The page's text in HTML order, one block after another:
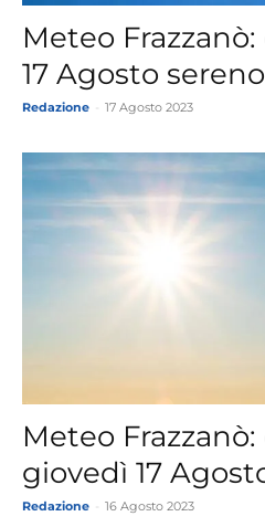
Meteo
17 Agosto
Redazione 17 Agosto 2023
Meteo
giovedì 17
Redazione 16 Agosto 2023